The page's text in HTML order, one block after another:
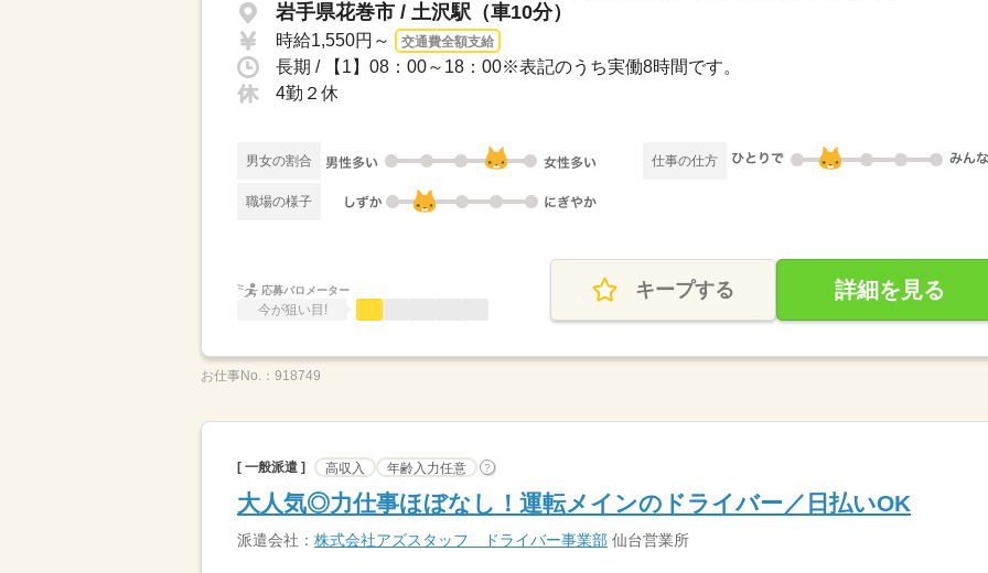
岩手県花巻市 / 土沢駅（車10分）
時給1,550円～ 交通費全額支給
長期 / 【1】08：00～18：00※表記のうち実働8時間です。
4勤２休
男女の割合 仕事の仕方
職場の様子
応募バロメーター
今が狙い目!
キープする 詳細を見る
お仕事No.： 918749
[ 一般派遣 ] 高収入 年齢入力任意 ?
大人気◎力仕事ほぼなし！運転メインのドライバー／日払いOK
派遣会社： 株式会社アズスタッフ ドライバー事業部 仙台営業所